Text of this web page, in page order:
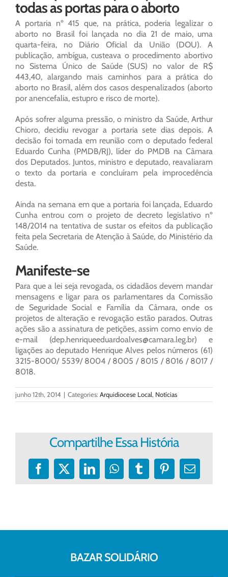
todas as portas para o aborto
A portaria nº 415 que, na prática, poderia legalizar o
aborto no Brasil foi lançada no dia 21 de maio, uma
quarta-feira, no Diário Oficial da União (DOU). A
publicação, ambígua, custeava o procedimento abortivo
no Sistema Único de Saúde (SUS) no valor de R$
443,40, alargando mais caminhos para a prática do
aborto no Brasil, além dos casos despenalizados (aborto
por anencefalia, estupro e risco de morte).
Após sofrer alguma pressão, o ministro da Saúde, Arthur
Chioro, decidiu revogar a portaria sete dias depois. A
decisão foi tomada em reunião com o deputado federal
Eduardo Cunha (PMDB/RJ), líder do PMDB na Câmara
dos Deputados. Juntos, ministro e deputado, reavaliaram
o texto da portaria e concluíram pela improcedência
desta.
Ainda na semana em que a portaria foi lançada, Eduardo
Cunha entrou com o projeto de decreto legislativo nº
148/2014 na tentativa de sustar os efeitos da publicação
feita pela Secretaria de Atenção à Saúde, do Ministério da
Saúde.
Manifeste-se
Para que a lei seja revogada, os cidadãos devem mandar
mensagens e ligar para os parlamentares da Comissão
de Seguridade Social e Família da Câmara, onde os
projetos de alteração e revogação estão parados. Outras
ações são a assinatura de petições, assim como envio de
e-mail (dep.henriqueeduardoalves@camara.leg.br) e
ligações ao deputado Henrique Alves pelos números (61)
3215-8000/ 5539/ 8004 / 8005 / 8015 / 8016 / 8017 /
8018.
junho 12th, 2014 | Categories: Arquidiocese Local, Notícias
Compartilhe Essa História
Facebook
X LinkedInWhatsApp
TumblrPinterest
E-
BAZAR SOLIDÁRIO